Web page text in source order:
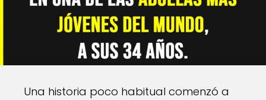
Una historia poco habitual comenzó a